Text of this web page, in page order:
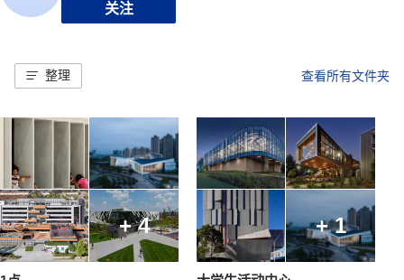
关注
整理 查看所有文件夹
+ 4 + 1